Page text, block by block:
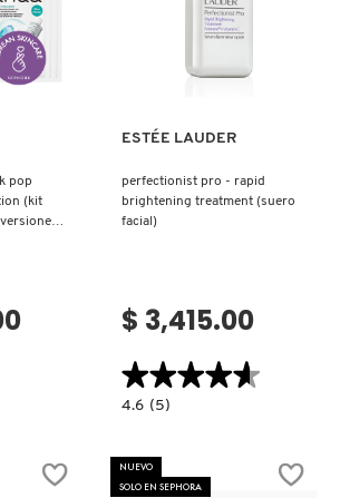
pop
(kit
ESTÉE LAUDER
perfectionist pro - rapid
brightening treatment (suero
facial)
$ 3,415.00
★★★★★
★★★★★
4.6
-
RAPID
BRIGHTENING
4.6 (5)
NUEVO
SOLO EN SEPHORA